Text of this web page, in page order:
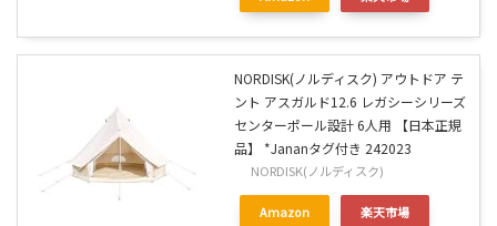
NORDISK(ノルディスク) アウトドア テ
ント アスガルド12.6 レガシーシリーズ
センターポール設計 6人用 【日本正規
品】 *Jananタグ付き 242023
NORDISK(ノルディスク)
Amazon 楽天市場